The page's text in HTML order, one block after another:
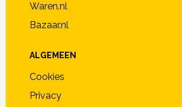
Waren.nl
Bazaar.nl
ALGEMEEN
Cookies
Privacy